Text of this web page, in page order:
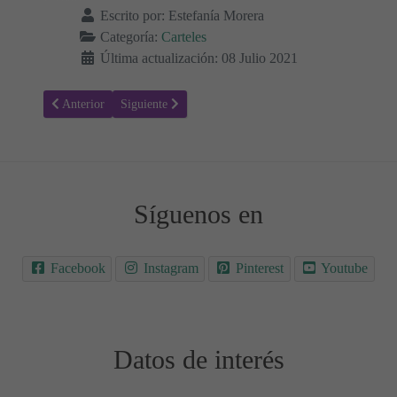
Escrito por: Estefanía Morera
Categoría: Carteles
Última actualización: 08 Julio 2021
Artículo anterior: Horarios 01
Anterior Artículo siguiente: Normas de convivencia 11
Siguiente
Síguenos en
Facebook Instagram Pinterest Youtube
Datos de interés